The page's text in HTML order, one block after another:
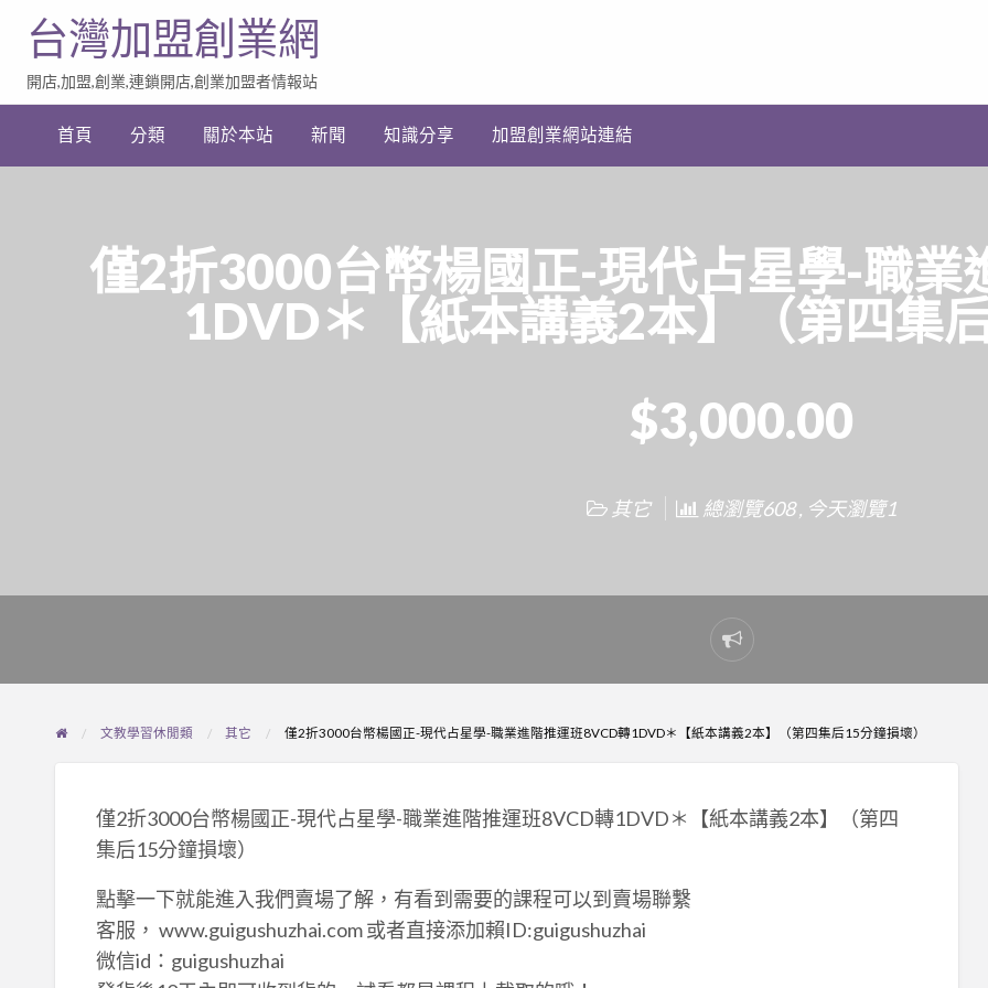
加
業
台灣加盟創業網
開店,加盟,創業,連鎖開店,創業加盟者情報站
首頁 分類 關於本站 新聞 知識分享 加盟創業網站連結
僅2折3000台幣楊國正-現代占星學-職業
1DVD＊【紙本講義2本】（第四集
$3,000.00
其它 總瀏覽608 , 今天瀏覽1
Report
problem
文教學習休閒類 其它 僅2折3000台幣楊國正-現代占星學-職業進階推運班8VCD轉1DVD＊【紙本講義2本】（第四集后15分鐘損壞）
僅2折3000台幣楊國正-現代占星學-職業進階推運班8VCD轉1DVD＊【紙本講義2本】（第四
集后15分鐘損壞）
點擊一下就能進入我們賣場了解，有看到需要的課程可以到賣場聯繫
客服， www.guigushuzhai.com 或者直接添加賴ID:guigushuzhai
微信id：guigushuzhai